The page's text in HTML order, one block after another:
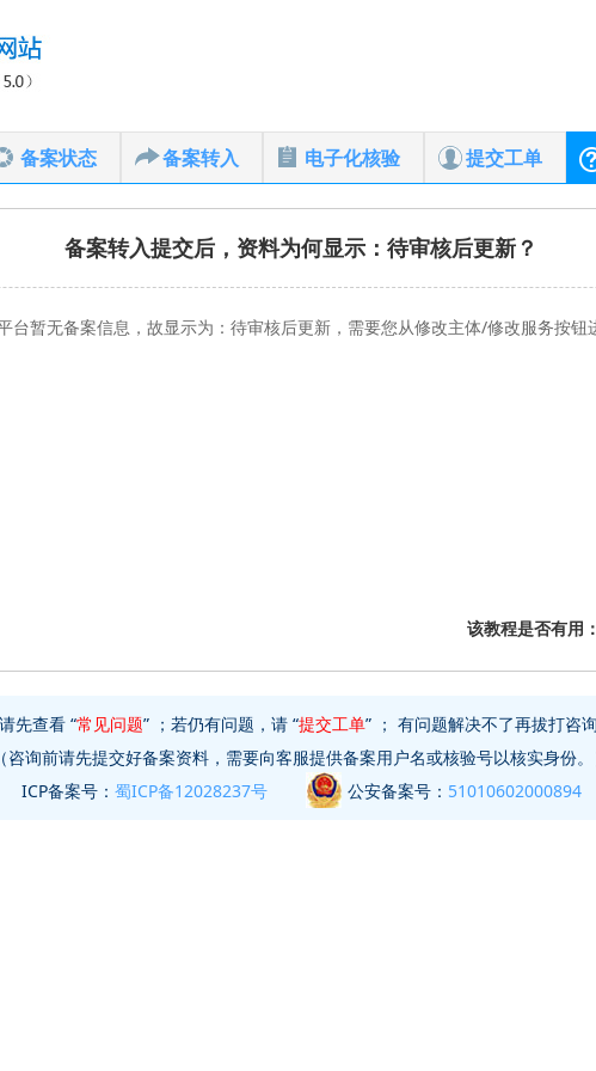
备案状态 备案转入 电子化核验 提交工单
备案转入提交后，资料为何显示：待审核后更新？
台暂无备案信息，故显示为：待审核后更新，需要您从修改主体/修改服务按
该教程是否有用：
先查看 “常见问题” ；若仍有问题，请 “提交工单” ； 有问题解决不了再拔打咨
（咨询前请先提交好备案资料，需要向客服提供备案用户名或核验号以核实身份。
ICP备案号： 蜀ICP备12028237号 公安备案号： 51010602000894